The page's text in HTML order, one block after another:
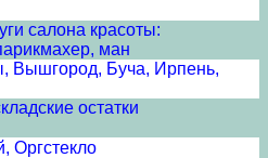
салона красоты:
ман
Вышгород, Буча, Ирпень,
остатки
Оргстекло